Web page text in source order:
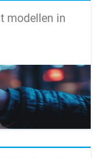
modellen in